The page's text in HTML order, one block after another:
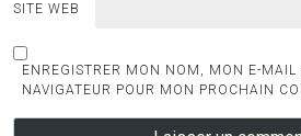
SITE WEB
ENREGISTRER MON NOM, MON E-
NAVIGATEUR POUR MON PROCHAIN